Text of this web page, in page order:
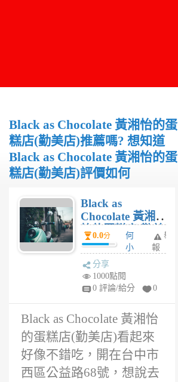
Black as Chocolate 黃湘怡的蛋
糕店(勤美店)推薦嗎? 想知道
Black as Chocolate 黃湘怡的蛋
糕店(勤美店)評價如何
Black as
Chocolate 黃湘
怡的蛋糕店(勤美
店)推薦嗎? 想知
道Black as
Chocolate 黃湘
怡的蛋糕店(勤美
店)評價如何
0.0分
何
小
年
舉
報
分享
1000點閱
0 評論/給分
0
Black as Chocolate 黃湘怡
的蛋糕店(勤美店)看起來
好像不錯吃，開在台中市
西區公益路68號，想說去